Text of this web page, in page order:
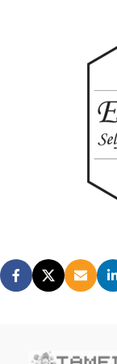
Το Easy Pet
κατοικιδίων σε
τερμαικό